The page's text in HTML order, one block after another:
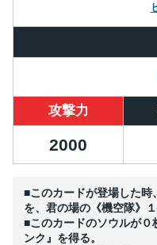
攻撃力
2000
■このカードが登場した
を、君の場の《機空隊》
■このカードのソウルが０
ンク』を得る。